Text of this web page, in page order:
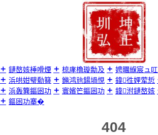
鏈嶅姟棰嗗煙
椋庨櫓璇勪及 娉曞緥宸ュ叿
浜哄姏璧勬簮
鏅鸿兘鍚堝悓 鍏徃娌荤悊
浜轰簨鏂囦功
寰嬪笀鏂囦功 鍏泭鏈嶅姟
鏂囦功搴�
404